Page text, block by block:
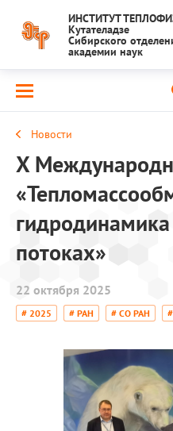
ИНСТИТУТ
Кутателадзе
Сибирского
академии наук
Новости
X
потоках»
22 октября 2025
# 2025 # РАН # СО РАН